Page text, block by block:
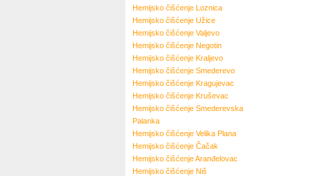
Hemijsko čišćenje Loznica
Hemijsko čišćenje Užice
Hemijsko čišćenje Valjevo
Hemijsko čišćenje Negotin
Hemijsko čišćenje Kraljevo
Hemijsko čišćenje Smederevo
Hemijsko čišćenje Kragujevac
Hemijsko čišćenje Kruševac
Hemijsko čišćenje Smederevska
Palanka
Hemijsko čišćenje Velika Plana
Hemijsko čišćenje Čačak
Hemijsko čišćenjeAranđelovac
Hemijsko čišćenje Niš